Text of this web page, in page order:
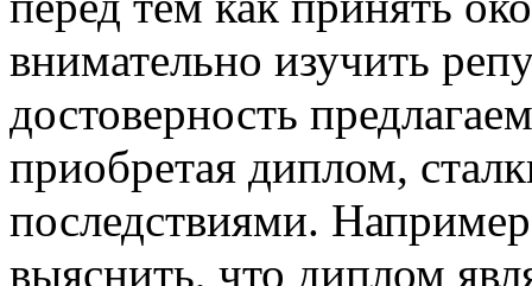
внимательно изучить
достоверность
приобретая диплом,
последствиями.
выяснить, что диплом